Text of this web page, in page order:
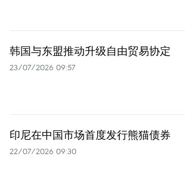
韩国与东盟推动升级自由贸易协定
23/07/2026 09:57
印尼在中国市场首度发行熊猫债券
22/07/2026 09:30